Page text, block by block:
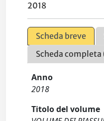
2018
Scheda breve
Scheda completa
Anno
2018
Titolo del volume